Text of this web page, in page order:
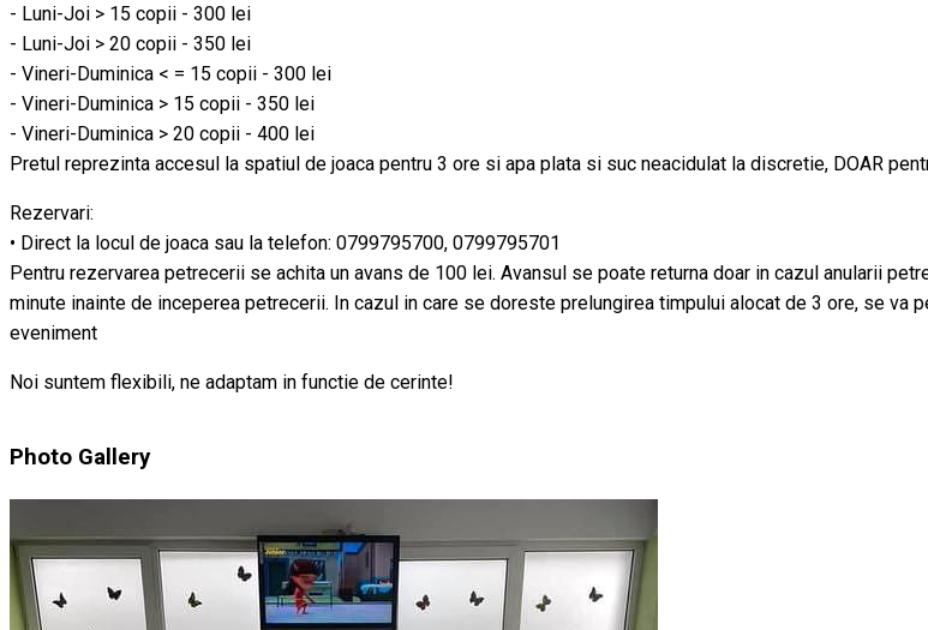
- Luni-Joi > 15 copii - 300 lei
- Luni-Joi > 20 copii - 350 lei
- Vineri-Duminica < = 15 copii - 300 lei
- Vineri-Duminica > 15 copii - 350 lei
- Vineri-Duminica > 20 copii - 400 lei
Pretul reprezinta accesul la spatiul de joaca pentru 3 ore si apa plata si suc neacidulat la discretie, DOAR
Rezervari:
• Direct la locul de joaca sau la telefon: 0799795700, 0799795701
Pentru rezervarea petrecerii se achita un avans de 100 lei. Avansul se poate returna doar in cazul anularii
minute inainte de inceperea petrecerii. In cazul in care se doreste prelungirea timpului alocat de 3 ore, se va
eveniment
Noi suntem flexibili, ne adaptam in functie de cerinte!
Photo Gallery